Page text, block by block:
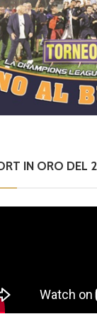
IN ORO DEL